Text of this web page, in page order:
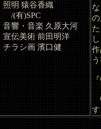
照明 猿谷香織
/(有)SPC
音響・音楽 久原大河
宣伝美術 前田明洋
チラシ画 濱口健